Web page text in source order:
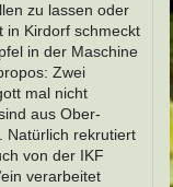
zu lassen oder
in Kirdorf schmeckt
in der Maschine
Zwei
mal nicht
aus Ober-
Natürlich rekrutiert
von der IKF
verarbeitet